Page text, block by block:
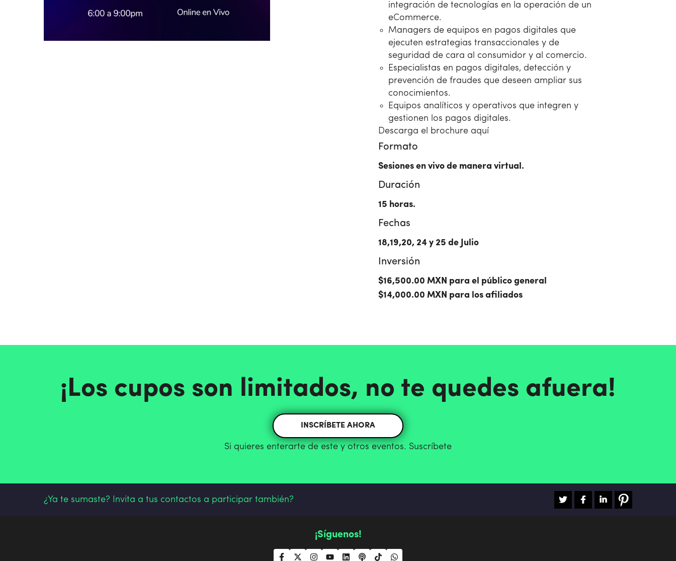
integración de tecnologías en la operación de un
eCommerce.
Managers de equipos en pagos digitales que
ejecuten estrategias transaccionales y de
seguridad de cara al consumidor y al comercio.
Especialistas en pagos digitales, detección y
prevención de fraudes que deseen ampliar sus
conocimientos.
Equipos analíticos y operativos que integren y
gestionen los pagos digitales.
Descarga el brochure aquí
Formato
Sesiones en vivo de manera virtual.
Duración
15 horas.
Fechas
18,19,20, 24 y 25 de Julio
Inversión
$16,500.00 MXN para el público general
$14,000.00 MXN para los afiliados
¡Los cupos son limitados, no te quedes afuera!
INSCRÍBETE AHORA
Si quieres enterarte de este y otros eventos. Suscríbete
¿Ya te sumaste? Invita a tus contactos a participar también?
¡Síguenos!